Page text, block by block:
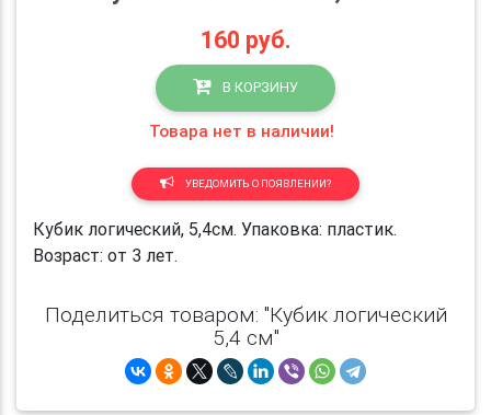
160 руб.
В КОРЗИНУ
Товара нет в наличии!
УВЕДОМИТЬ О ПОЯВЛЕНИИ?
Кубик логический, 5,4см. Упаковка: пластик.
Возраст: от 3 лет.
Поделиться товаром: "Кубик логический
5,4 см"